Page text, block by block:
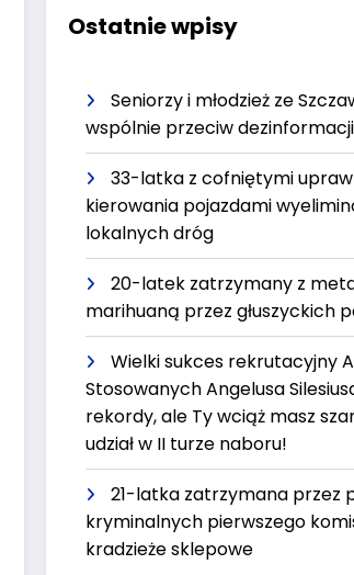
Ostatnie wpisy
Seniorzy i młodzież ze
wspólnie przeciw
33-latka z cofniętymi
kierowania pojazdami
lokalnych dróg
20-latek zatrzymany z
marihuaną przez głuszyckich
Wielki sukces rekrutacyjny
Stosowanych Angelusa
rekordy, ale Ty wciąż masz
udział w II turze naboru!
21-latka zatrzymana przez
kryminalnych pierwszego
kradzieże sklepowe